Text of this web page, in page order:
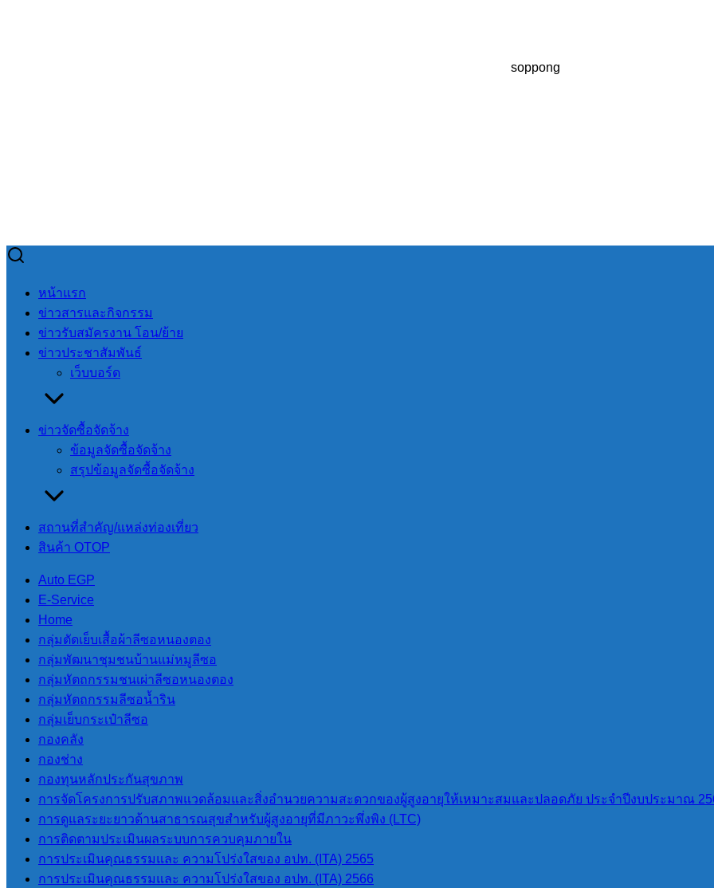
soppong
Skip
contentหน้าแรก
ข่าวสารและกิจกรรม
ข่าวรับสมัครงาน โอน/ย้าย
ข่าวประชาสัมพันธ์
เว็บบอร์ด
ข่าวจัดซื้อจัดจ้าง
ข้อมูลจัดซื้อจัดจ้าง
สรุปข้อมูลจัดซื้อจัดจ้าง
สถานที่สําคัญ/แหล่งท่องเที่ยว
สินค้า OTOP
Auto EGP
E-Service
Home
กลุ่มตัดเย็บเสื้อผ้าลีซอหนองตอง
กลุ่มพัฒนาชุมชนบ้านแม่หมูลีซอ
กลุ่มหัตถกรรมชนเผ่าลีซอหนองตอง
กลุ่มหัตถกรรมลีซอน้ำริน
กลุ่มเย็บกระเป๋าลีซอ
กองคลัง
กองช่าง
กองทุนหลักประกันสุขภาพ
การจัดโครงการปรับสภาพแวดล้อมและสิ่งอำนวยความสะดวกของผู้สูงอายุให้เหมาะสมและปลอดภัย ประจำปีงบประมาณ
การดูแลระยะยาวด้านสาธารณสุขสำหรับผู้สูงอายุที่มีภาวะพึ่งพิง (LTC)
การติดตามประเมินผลระบบการควบคุมภายใน
การประเมินคุณธรรมและ ความโปร่งใสของ อปท. (ITA) 2565
การประเมินคุณธรรมและ ความโปร่งใสของ อปท. (ITA) 2566
ติดต่อเรา